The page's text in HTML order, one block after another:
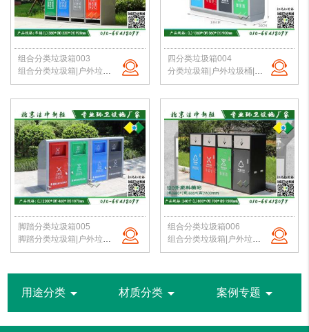
组合分类垃圾箱003
组合分类垃圾箱|户外垃圾桶|钢板垃圾桶|公园垃圾桶|垃圾桶定制|北京厂家直销
四分类垃圾箱004
分类垃圾箱|户外垃圾桶|钢板垃圾桶|公园垃圾桶|垃圾桶定制|北京厂家直销
脚踏分类垃圾箱005
脚踏分类垃圾箱|户外垃圾桶|钢板垃圾桶|公园垃圾桶|垃圾桶定制|北京厂家直销
组合分类垃圾箱006
组合分类垃圾箱|户外垃圾桶|钢板垃圾桶|公园垃圾桶|垃圾桶定制|北京厂家直销
用途分类arrow_drop_down 材质分类 arrow_drop_down 案例专题 arrow_drop_down